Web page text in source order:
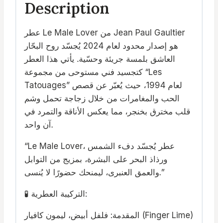
Description
عطر Le Male Lover من Jean Paul Gaultier
هو إصدار محدود لعام 2024 يُجسّد روح البحّار
العاشق بلمسة جريئة وحسّية. يأتي هذا العطر
كتجسيد فني مستوحى من مجموعة “Les
Tatouages” لعام 1994، حيث يُعبّر عن قصص
الحب والمغامرات من خلال زجاجة تحمل وشم
قلب مخترق بخنجر، مما يعكس الأناقة والتمرد في
آن واحد.
“Le Male Lover، عطر يُجسّد دفء الشمس
ورذاذ البحر على البشرة، بمزيج من التوابل
والعمق العنبرى، ليمنحك حضورًا لا يُنسى.”
🧪 التركيبة العطرية:
المقدمة: فلفل أبيض، ليمون كافيار (Finger Lime)